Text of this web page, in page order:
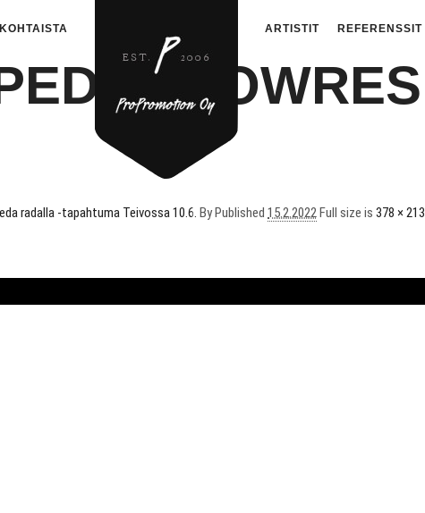
ARTISTIT REFERENSSIT
LOWRES
radalla -tapahtuma Teivossa 10.6. ByPublished 15.2.2022Full size is 378 × 213